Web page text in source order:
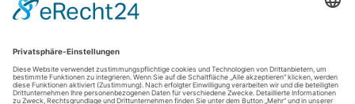
Kontakt|Datenschutz|
Haftungsausschluss